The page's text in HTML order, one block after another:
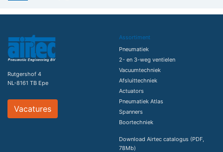
Rutgershof 4
NL-8161 TB Epe
Vacatures
Assortiment
Pneumatiek
2- en 3-weg ventielen
Vacuumtechniek
Afsluittechniek
Actuators
Pneumatiek Atlas
Spanners
Boortechniek
Download Airtec catalogus (PDF,
78Mb)